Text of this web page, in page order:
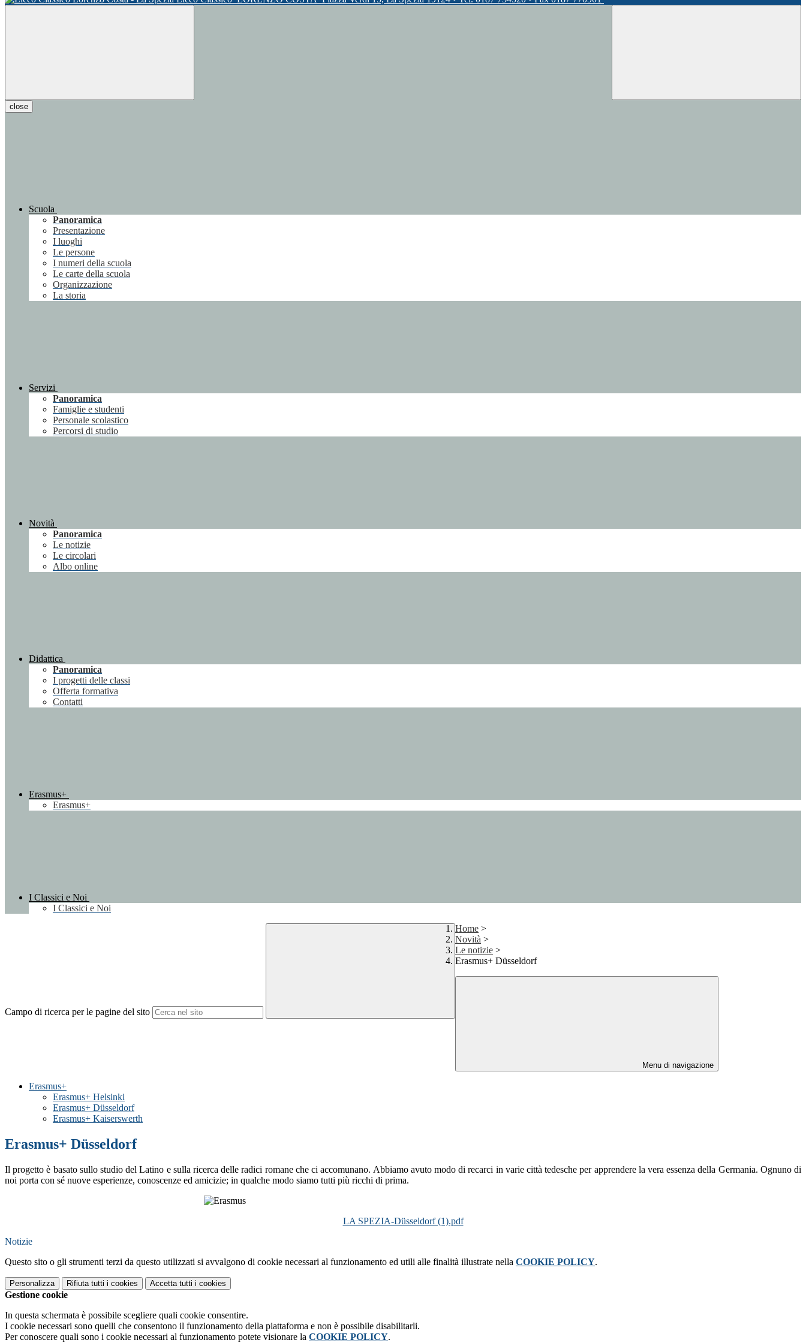
close
Scuola
Panoramica
Presentazione
I luoghi
Le persone
I numeri della scuola
Le carte della scuola
Organizzazione
La storia
Servizi
Panoramica
Famiglie e studenti
Personale scolastico
Percorsi di studio
Novità
Panoramica
Le notizie
Le circolari
Albo online
Didattica
Panoramica
I progetti delle classi
Offerta formativa
Contatti
Erasmus+
Erasmus+
I Classici e Noi
I Classici e Noi
Campo di ricerca per le pagine del sito
Home >
Novità >
Le notizie >
Erasmus+ Düsseldorf
Menu di navigazione
Erasmus+
Erasmus+ Helsinki
Erasmus+ Düsseldorf
Erasmus+ Kaiserswerth
Erasmus+ Düsseldorf
Il progetto è basato sullo studio del Latino e sulla ricerca delle radici romane che ci accomunano. Abbiamo avuto modo di recarci in varie città tedesche per apprendere la vera essenza della Germania. Ognuno di
noi porta con sé nuove esperienze, conoscenze ed amicizie; in qualche modo siamo tutti più ricchi di prima.
LA SPEZIA-Düsseldorf (1).pdf
Notizie
Questo sito o gli strumenti terzi da questo utilizzati si avvalgono di cookie necessari al funzionamento ed utili alle finalità illustrate nella COOKIE POLICY.
Personalizza Rifiuta tutti i cookies Accetta tutti i cookies
Gestione cookie
In questa schermata è possibile scegliere quali cookie consentire.
I cookie necessari sono quelli che consentono il funzionamento della piattaforma e non è possibile disabilitarli.
Per conoscere quali sono i cookie necessari al funzionamento potete visionare la COOKIE POLICY.